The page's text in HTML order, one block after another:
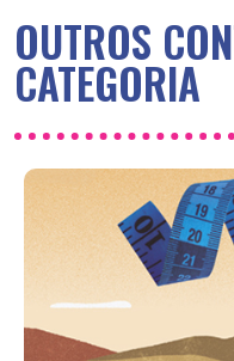
OUTROS
CATEGORIA